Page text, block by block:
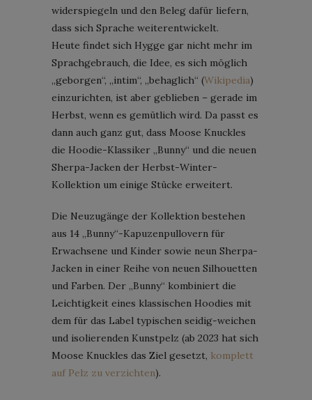
widerspiegeln und den Beleg dafür liefern,
dass sich Sprache weiterentwickelt.
Heute findet sich Hygge gar nicht mehr im
Sprachgebrauch, die Idee, es sich möglich
„geborgen“, „intim“, „behaglich“ (Wikipedia)
einzurichten, ist aber geblieben – gerade im
Herbst, wenn es gemütlich wird. Da passt es
dann auch ganz gut, dass Moose Knuckles
die Hoodie-Klassiker „Bunny“ und die neuen
Sherpa-Jacken der Herbst-Winter-
Kollektion um einige Stücke erweitert.
Die Neuzugänge der Kollektion bestehen
aus 14 „Bunny“-Kapuzenpullovern für
Erwachsene und Kinder sowie neun Sherpa-
Jacken in einer Reihe von neuen Silhouetten
und Farben. Der „Bunny“ kombiniert die
Leichtigkeit eines klassischen Hoodies mit
dem für das Label typischen seidig-weichen
und isolierenden Kunstpelz (ab 2023 hat sich
Moose Knuckles das Ziel gesetzt, komplett
auf Pelz zu verzichten).